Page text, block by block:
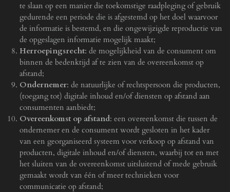
te slaan op een manier die toekomstige raadpleging of gebruik
gedurende een periode die is afgestemd op het doel waarvoor
de informatie is bestemd, en die ongewijzigde reproductie van
de opgeslagen informatie mogelijk maakt;
Herroepingsrecht: de mogelijkheid van de consument om
binnen de bedenktijd af te zien van de overeenkomst op
afstand;
Ondernemer: de natuurlijke of rechtspersoon die producten,
(toegang tot) digitale inhoud en/of diensten op afstand aan
consumenten aanbiedt;
Overeenkomst op afstand: een overeenkomst die tussen de
ondernemer en de consument wordt gesloten in het kader
van een georganiseerd systeem voor verkoop op afstand van
producten, digitale inhoud en/of diensten, waarbij tot en met
het sluiten van de overeenkomst uitsluitend of mede gebruik
gemaakt wordt van één of meer technieken voor
communicatie op afstand;